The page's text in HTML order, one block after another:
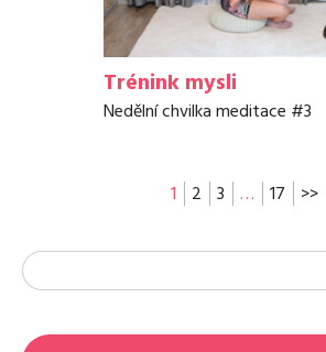
Trénink mysli
Nedělní chvilka meditace #3
1 2 3 … 17 >>